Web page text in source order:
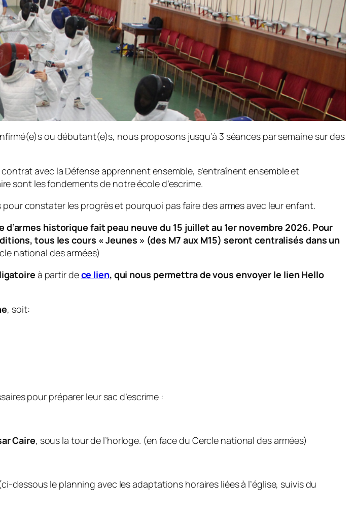
ou débutant(e)s, nous proposons jusqu’à 3 séances par semaine sur des
avec la Défense apprennent ensemble, s’entraînent ensemble et
sont les fondements de notre école d’escrime.
constater les progrès et pourquoi pas faire des armes avec leur enfant.
historique fait peau neuve du 15 juillet au 1er novembre 2026. Pour
tous les cours « Jeunes » (des M7 aux M15) seront centralisés dans un
national des armées)
à partir dece lien, qui nous permettra de vous envoyer le lien Hello
, soit:
pour préparer leur sac d’escrime :
Caire, sous la tour de l’horloge. (en face du Cercle national des armées)
dessous le planning avec les adaptations horaires liées à l’église, suivis du